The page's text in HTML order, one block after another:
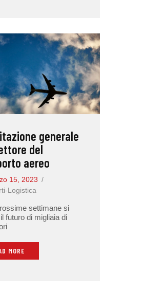
generale
del
aereo
15, 2023
Logistica
settimane si
futuro di migliaia di
MORE